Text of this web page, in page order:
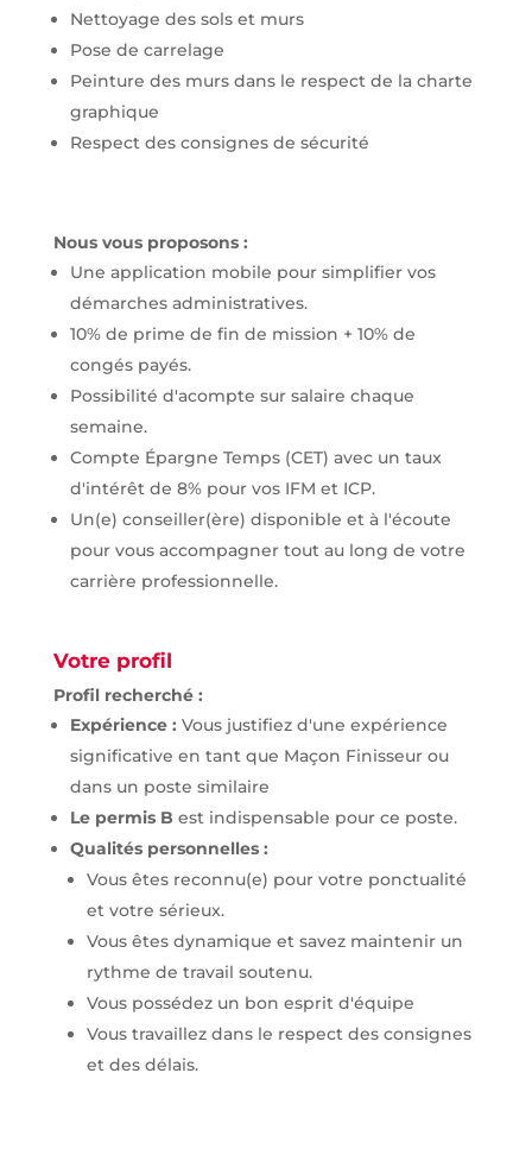
Nettoyage des sols et murs
Pose de carrelage
Peinture des murs dans le respect de la charte
graphique
Respect des consignes de sécurité
Nous vous proposons :
Une application mobile pour simplifier vos
démarches administratives.
10% de prime de fin de mission + 10% de
congés payés.
Possibilité d'acompte sur salaire chaque
semaine.
Compte Épargne Temps (CET) avec un taux
d'intérêt de 8% pour vos IFM et ICP.
Un(e) conseiller(ère) disponible et à l'écoute
pour vous accompagner tout au long de votre
carrière professionnelle.
Votre profil
Profil recherché :
Expérience : Vous justifiez d'une expérience
significative en tant que Maçon Finisseur ou
dans un poste similaire
Le permis B est indispensable pour ce poste.
Qualités personnelles :
Vous êtes reconnu(e) pour votre ponctualité
et votre sérieux.
Vous êtes dynamique et savez maintenir un
rythme de travail soutenu.
Vous possédez un bon esprit d'équipe
Vous travaillez dans le respect des consignes
et des délais.